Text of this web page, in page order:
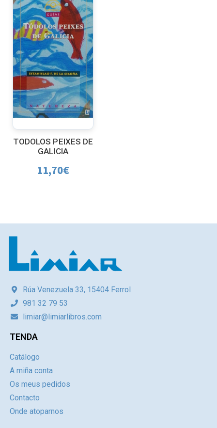
TODOLOS PEIXES DE
GALICIA
11,70€
Rúa Venezuela 33, 15404 Ferrol
981 32 79 53
limiar@limiarlibros.com
TENDA
Catálogo
A miña conta
Os meus pedidos
Contacto
Onde atoparnos